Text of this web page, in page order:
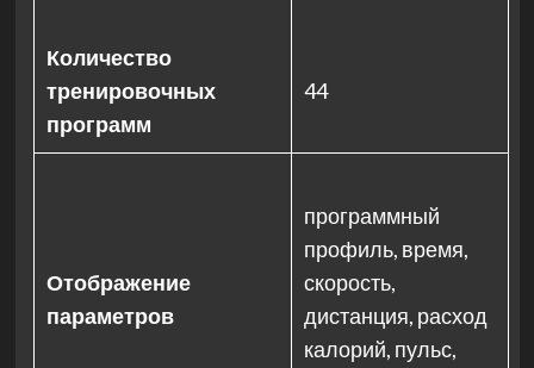
Количество
тренировочных
программ
44
Отображение
параметров
программный
профиль, время,
скорость,
дистанция, расход
калорий, пульс,